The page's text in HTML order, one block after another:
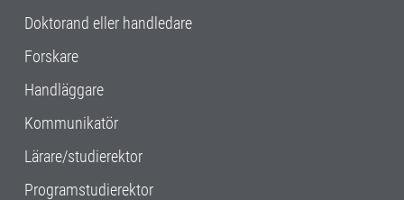
Doktorand eller handledare
Forskare
Handläggare
Kommunikatör
Lärare/studierektor
Programstudierektor